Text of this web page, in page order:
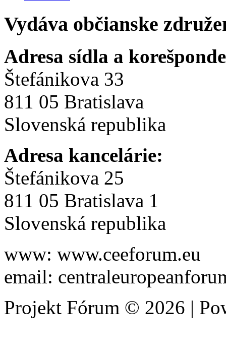
Vydáva občianske
Adresa sídla a
Štefánikova 33
811 05 Bratislava
Slovenská republika
Adresa kancelárie:
Štefánikova 25
811 05 Bratislava 1
Slovenská republika
www: www.ceeforum.eu
email:
Projekt Fórum © 2026 |